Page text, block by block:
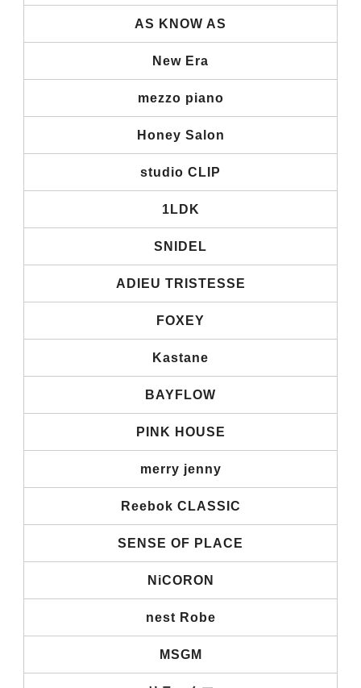
AS KNOW AS
New Era
mezzo piano
Honey Salon
studio CLIP
1LDK
SNIDEL
ADIEU TRISTESSE
FOXEY
Kastane
BAYFLOW
PINK HOUSE
merry jenny
Reebok CLASSIC
SENSE OF PLACE
NiCORON
nest Robe
MSGM